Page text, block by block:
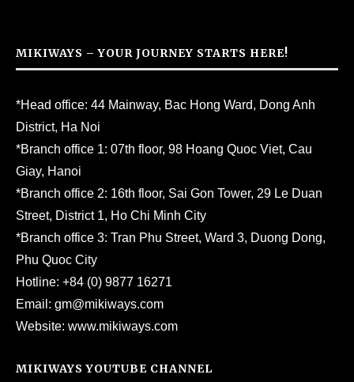
MIKIWAYS – YOUR JOURNEY STARTS HERE!
*Head office: 44 Mainway, Bac Hong Ward, Dong Anh
District, Ha Noi
*Branch office 1: 07th floor, 98 Hoang Quoc Viet, Cau
Giay, Hanoi
*Branch office 2: 16th floor, Sai Gon Tower, 29 Le Duan
Street, District 1, Ho Chi Minh City
*Branch office 3: Tran Phu Street, Ward 3, Duong Dong,
Phu Quoc City
Hotline: +84 (0) 9877 16271
Email: gm@mikiways.com
Website: www.mikiways.com
MIKIWAYS YOUTUBE CHANNEL